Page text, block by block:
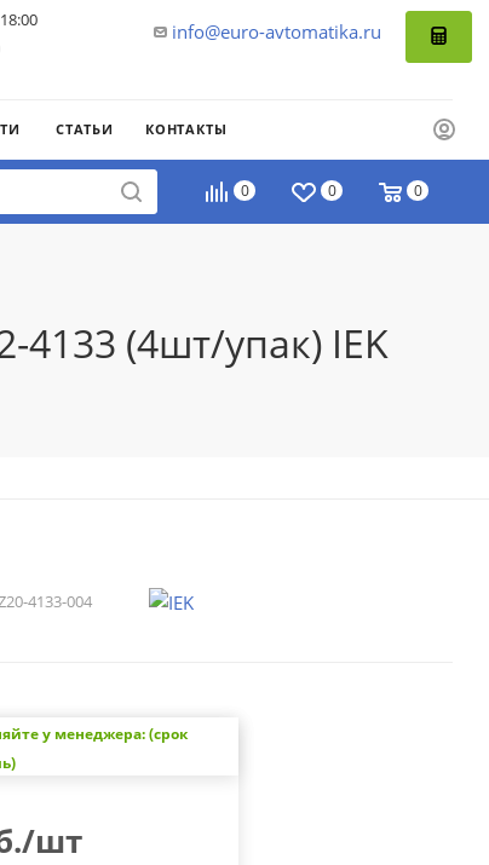
info@euro-avtomatika.ru
СТАТЬИ КОНТАКТЫ
0 0 0
4133 (4шт/упак) IEK
4133-004
у менеджера: (срок
/шт